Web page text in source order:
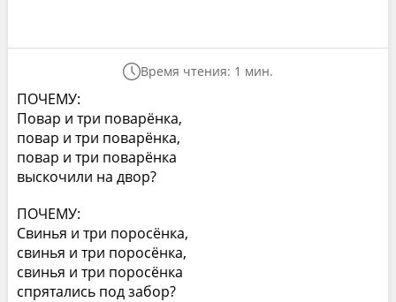
Время чтения: 1 мин.
ПОЧЕМУ:
Повар и три поварёнка,
повар и три поварёнка,
повар и три поварёнка
выскочили на двор?
ПОЧЕМУ:
Свинья и три поросёнка,
свинья и три поросёнка,
свинья и три поросёнка
спрятались под забор?